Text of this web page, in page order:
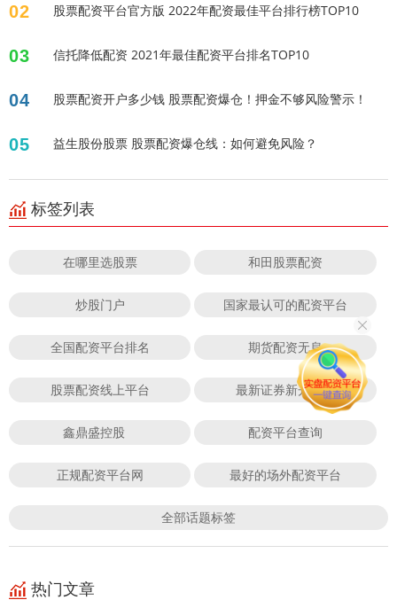
02 股票配资平台官方版 2022年配资最佳平台排行榜TOP10
03 信托降低配资 2021年最佳配资平台排名TOP10
04 股票配资开户多少钱 股票配资爆仓！押金不够风险警示！
05 益生股份股票 股票配资爆仓线：如何避免风险？
标签列表
在哪里选股票 和田股票配资
炒股门户 国家最认可的配资平台
全国配资平台排名 期货配资无息
股票配资线上平台 最新证券新开户数
鑫鼎盛控股 配资平台查询
正规配资平台网 最好的场外配资平台
全部话题标签
热门文章